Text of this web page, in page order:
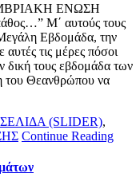
ΕΝΩΣΗ
Μ΄ αυτούς τους
Εβδομάδα, την
τις μέρες πόσοι
δική τους εβδομάδα των
του Θεανθρώπου να
(SLIDER),
Continue Reading